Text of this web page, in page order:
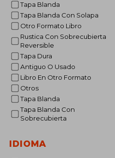
Tapa Blanda
Tapa Blanda Con Solapa
Otro Formato Libro
Rustica Con Sobrecubierta
Reversible
Tapa Dura
Antiguo O Usado
Libro En Otro Formato
Otros
Tapa Blanda
Tapa Blanda Con
Sobrecubierta
IDIOMA